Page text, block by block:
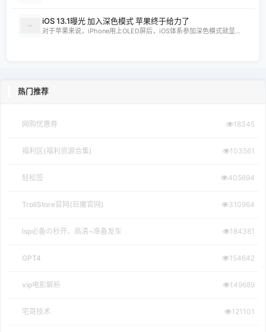
iOS 13.1曝光 加入深色模式 苹果终于给力了
对于苹果来说，iPhone用上OLED屏后，iOS体系参加深色模式就显...
热门推荐
网购优惠券 18345
福利区(福利资源合集) 103561
轻松签 405694
TrollStore官网(巨魔官网) 310964
lsp必备の秒开、高清~准备发车 184381
GPT4 154642
vip电影解析 149689
宅哥技术 121101